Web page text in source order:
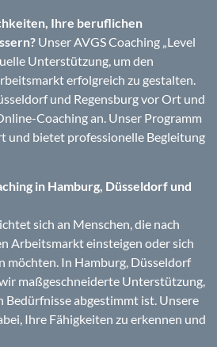
Ihre beruflichen
Unser AVGS Coaching „Level
Unterstützung, um den
erfolgreich zu gestalten.
und Regensburg vor Ort und
Coaching an. Unser Programm
und bietet professionelle Begleitung
in Hamburg, Düsseldorf und
sich an Menschen, die nach
Arbeitsmarkt einsteigen oder sich
möchten. In Hamburg, Düsseldorf
maßgeschneiderte Unterstützung,
abgestimmt ist. Unsere
Ihre Fähigkeiten zu erkennen und